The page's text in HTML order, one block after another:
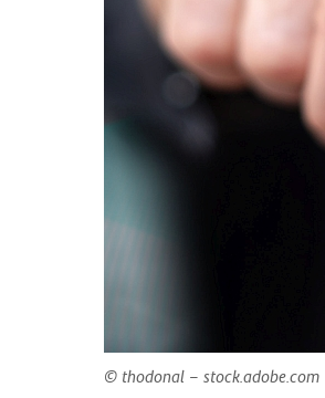
thodonal – stock.adobe.com